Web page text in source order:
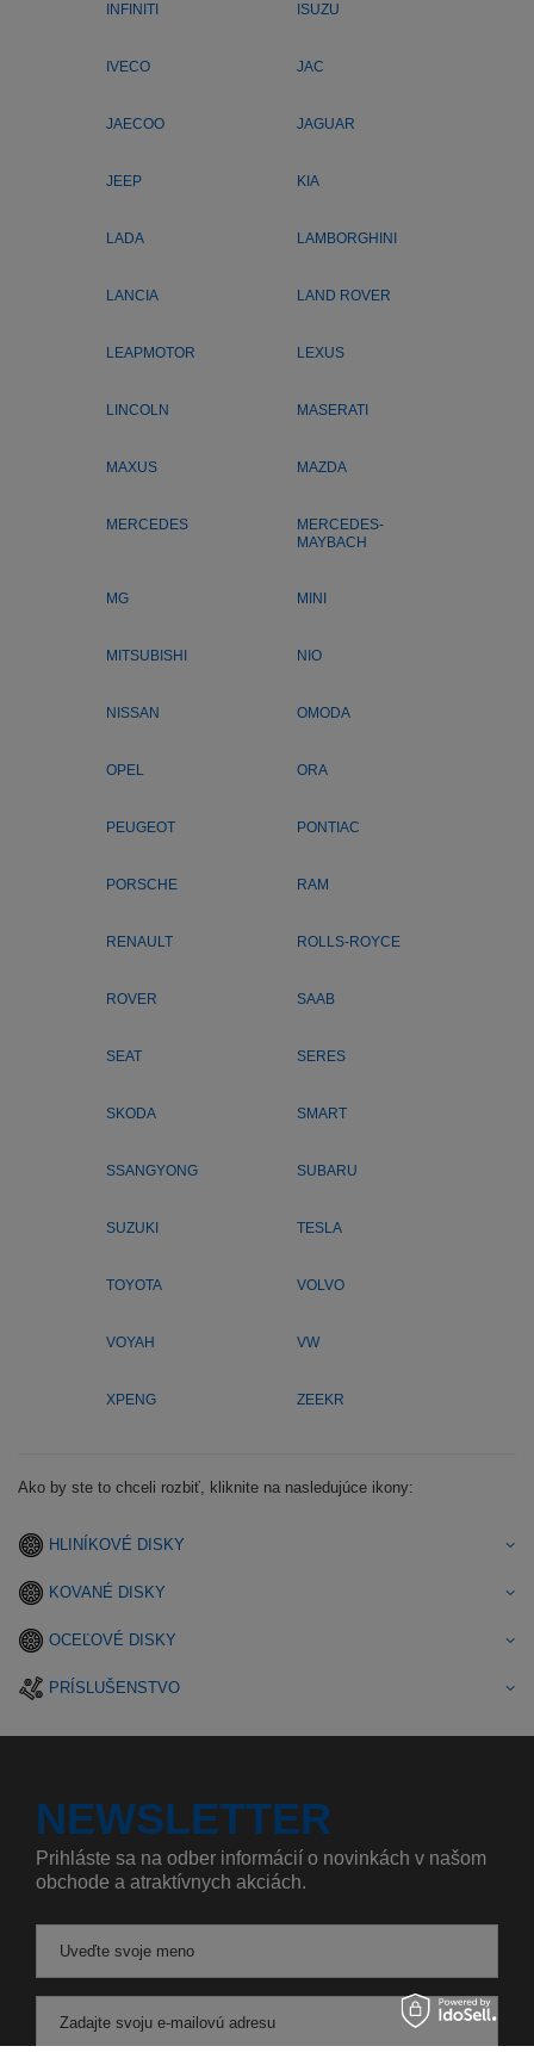
INFINITI ISUZU
IVECO JAC
JAECOO JAGUAR
JEEP KIA
LADA LAMBORGHINI
LANCIA LAND ROVER
LEAPMOTOR LEXUS
LINCOLN MASERATI
MAXUS MAZDA
MERCEDES
MERCEDES-
MAYBACH
MG MINI
MITSUBISHI NIO
NISSAN OMODA
OPEL ORA
PEUGEOT PONTIAC
PORSCHE RAM
RENAULT ROLLS-ROYCE
ROVER SAAB
SEAT SERES
SKODA SMART
SSANGYONG SUBARU
SUZUKI TESLA
TOYOTA VOLVO
VOYAH VW
XPENG ZEEKR
Ako by ste to chceli rozbiť, kliknite na nasledujúce ikony:
HLINÍKOVÉ DISKY
KOVANÉ DISKY
OCEĽOVÉ DISKY
PRÍSLUŠENSTVO
NEWSLETTER
Prihláste sa na odber informácií o novinkách v našom
obchode a atraktívnych akciách.
Uveďte svoje meno
Zadajte svoju e-mailovú adresu